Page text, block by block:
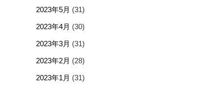
2023年5月 (31)
2023年4月 (30)
2023年3月 (31)
2023年2月 (28)
2023年1月 (31)